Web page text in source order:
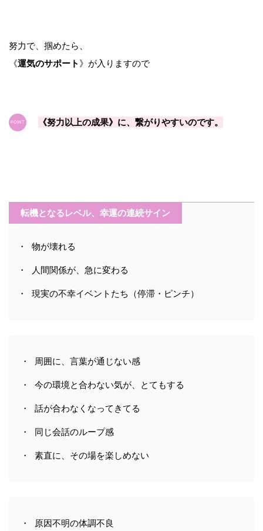
努力で、掴めたら、
《運気のサポート 》が入りますので
《努力以上の成果》に、繋がりやすいのです。
転機となるレベル、幸運の連続サイン
・ 物が壊れる
・ 人間関係が、急に変わる
・ 現実の不幸イベントたち（停滞・ピンチ）
・ 周囲に、言葉が通じない感
・ 今の環境と合わない気が、とてもする
・ 話が合わなくなってきてる
・ 同じ会話のループ感
・ 素直に、その場を楽しめない
・ 原因不明の体調不良